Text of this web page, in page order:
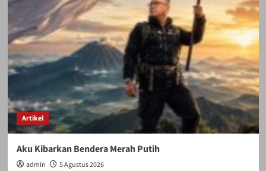
Artikel
Aku Kibarkan Bendera Merah Putih
admin 5 Agustus 2026